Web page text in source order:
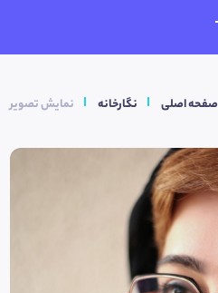
صفحه اصلی نگارخانه نمایش تصویر